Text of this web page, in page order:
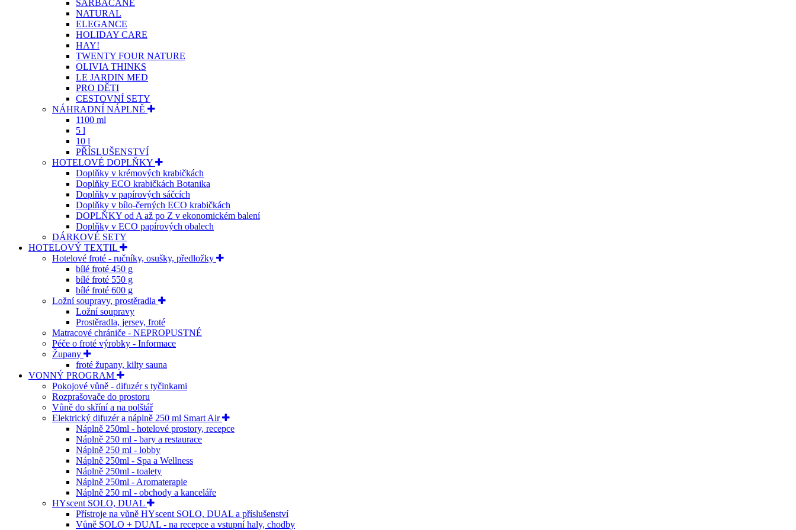
SARBACANE
NATURAL
ELEGANCE
HOLIDAY CARE
HAY!
TWENTY FOUR NATURE
OLIVIA THINKS
LE JARDIN MED
PRO DĚTI
CESTOVNÍ SETY
NÁHRADNÍ NÁPLNĚ
1100 ml
5 l
10 l
PŘÍSLUŠENSTVÍ
HOTELOVÉ DOPLŇKY
Doplňky v krémových krabičkách
Doplňky ECO krabičkách Botanika
Doplňky v papírových sáčcích
Doplňky v bílo-černých ECO krabičkách
DOPLŇKY od A až po Z v ekonomickém balení
Doplňky v ECO papírových obalech
DÁRKOVÉ SETY
HOTELOVÝ TEXTIL
Hotelové froté - ručníky, osušky, předložky
bílé froté 450 g
bílé froté 550 g
bílé froté 600 g
Ložní soupravy, prostěradla
Ložní soupravy
Prostěradla, jersey, froté
Matracové chrániče - NEPROPUSTNÉ
Péče o froté výrobky - Informace
Župany
froté župany, kilty sauna
VONNÝ PROGRAM
Pokojové vůně - difuzér s tyčinkami
Rozprašovače do prostoru
Vůně do skříní a na polštář
Elektrický difuzér a náplně 250 ml Smart Air
Náplně 250ml - hotelové prostory, recepce
Náplně 250 ml - bary a restaurace
Náplně 250 ml - lobby
Náplně 250ml - Spa a Wellness
Náplně 250ml - toalety
Náplně 250ml - Aromaterapie
Náplně 250 ml - obchody a kanceláře
HYscent SOLO, DUAL
Přístroje na vůně HYscent SOLO, DUAL a příslušenství
Vůně SOLO + DUAL - na recepce a vstupní haly, chodby